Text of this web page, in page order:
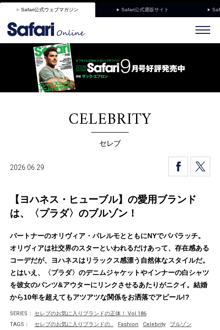
Safari公式ウェブマガジン Safari公式通販サイト
CELEBRITY
セレブ
2026.06.29
【ヨハネス・ヒューブル】の愛用ブランド
は、〈プラダ〉のブルゾン！
パートナーのオリヴィア・パレルモとともにNYでパパラッチ。
オリヴィアは社交界のスターといわれるだけあって、存在感ある
コーデだが、ヨハネスはリラックス感漂う自然体なスタイルだ。
とはいえ、〈プラダ〉のデニムジャケットやインナーの白シャツ
を彼女のパンツ&アウターにリンクさせるあたりがニクイ。結婚
から10年を超えてもアツアツな関係をお洒落でアピール!?
SERIES：
セレブのお気に入りブランドの正体！ Vol.186
TAGS：
セレブのお気に入りブランドの… Fashion Celebrity
ブルゾン